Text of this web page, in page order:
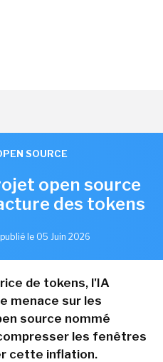
SOURCE
open source
des tokens
publié le 05 Juin 2026
de tokens, l'IA
menace sur les
source nommé
les fenêtres
cette inflation.